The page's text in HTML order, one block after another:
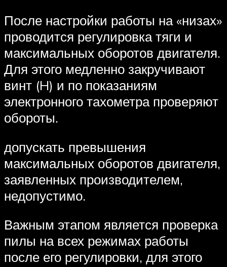
После настройки работы на «низах»
проводится регулировка тяги и
максимальных оборотов двигателя.
Для этого медленно закручивают
винт (H) и по показаниям
электронного тахометра проверяют
обороты.
допускать превышения
максимальных оборотов двигателя,
заявленных производителем,
недопустимо.
Важным этапом является проверка
пилы на всех режимах работы
после его регулировки, для этого